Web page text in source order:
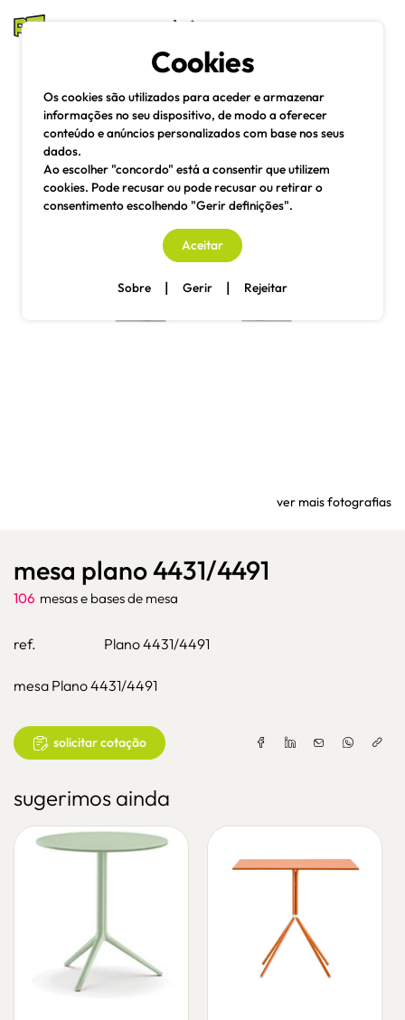
mesas e cadeiras
Pesquisa
ver mais fotografias
mesa plano 4431/4491
106 mesas e bases de mesa
ref. Plano 4431/4491
mesa Plano 4431/4491
solicitar cotação
sugerimos ainda
Cookies
Os cookies são utilizados para aceder e armazenar
informações no seu dispositivo, de modo a oferecer
conteúdo e anúncios personalizados com base nos seus
dados.
Ao escolher "concordo" está a consentir que utilizem
cookies. Pode recusar ou pode recusar ou retirar o
consentimento escolhendo "Gerir definições".
Aceitar
Sobre | Gerir | Rejeitar